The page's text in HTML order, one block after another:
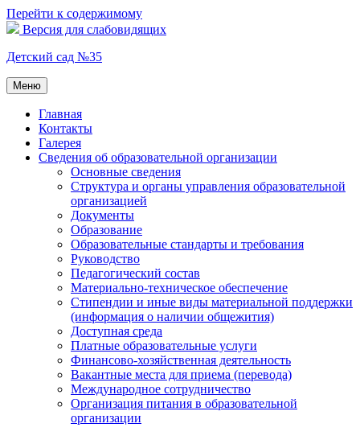
Перейти к содержимому
Версия для слабовидящих
Детский сад №35
Меню
Главная
Контакты
Галерея
Сведения об образовательной организации
Основные сведения
Структура и органы управления образовательной
организацией
Документы
Образование
Образовательные стандарты и требования
Руководство
Педагогический состав
Материально-техническое обеспечение
Стипендии и иные виды материальной поддержки
(информация о наличии общежития)
Доступная среда
Платные образовательные услуги
Финансово-хозяйственная деятельность
Вакантные места для приема (перевода)
Международное сотрудничество
Организация питания в образовательной
организации